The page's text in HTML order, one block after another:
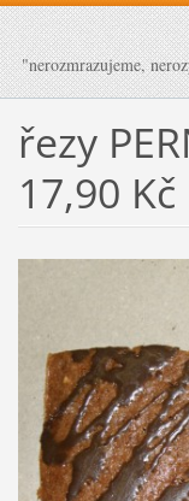
"nerozmrazujeme,
řezy
17,90 Kč